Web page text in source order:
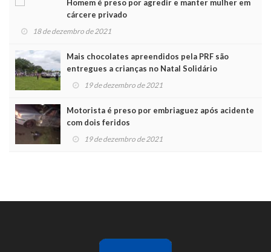
Homem é preso por agredir e manter mulher em
cárcere privado
18 de dezembro de 2021
Mais chocolates apreendidos pela PRF são
entregues a crianças no Natal Solidário
19 de dezembro de 2021
Motorista é preso por embriaguez após acidente
com dois feridos
19 de dezembro de 2021